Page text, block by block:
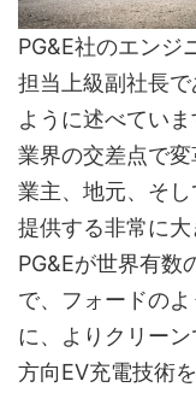
PG&E社のエンジ
担当上級副社長
ように述べてい
業界の交差点で
業主、地元、そ
提供する非常に大
PG&Eが世界有数
で、フォードの
に、よりクリー
方向EV充電技術